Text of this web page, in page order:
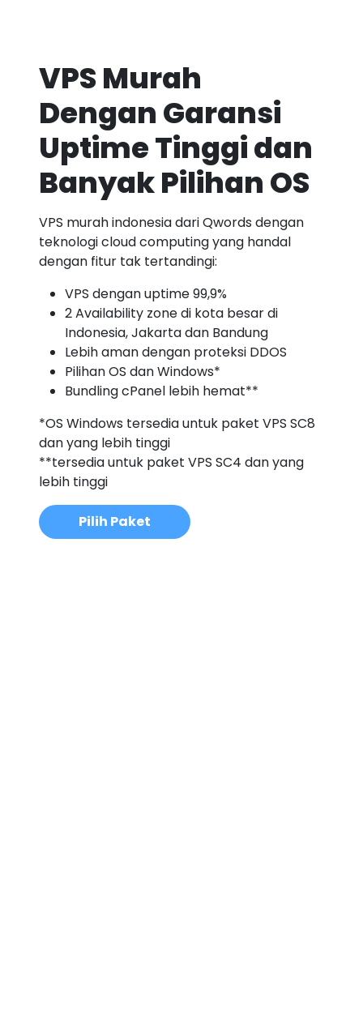
VPS Murah
Dengan Garansi
Uptime Tinggi dan
Banyak Pilihan OS
VPS murah indonesia dari Qwords dengan
teknologi cloud computing yang handal
dengan fitur tak tertandingi:
VPS dengan uptime 99,9%
2 Availability zone di kota besar di
Indonesia, Jakarta dan Bandung
Lebih aman dengan proteksi DDOS
Pilihan OS dan Windows*
Bundling cPanel lebih hemat**
*OS Windows tersedia untuk paket VPS SC8
dan yang lebih tinggi
**tersedia untuk paket VPS SC4 dan yang
lebih tinggi
Pilih Paket